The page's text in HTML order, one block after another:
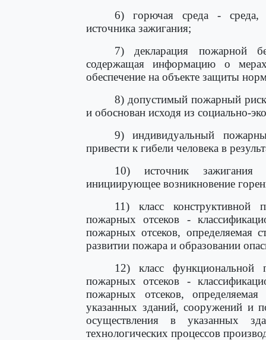
6) горючая среда - среда,
источника зажигания;
7) декларация пожарной
содержащая информацию о
обеспечение на объекте защиты
8) допустимый пожарный
и обоснован исходя из социально-
9) индивидуальный
привести к гибели человека в
10) источник зажигания -
инициирующее возникновение
11) класс конструктивной
пожарных отсеков -
пожарных отсеков, определяемая
развитии пожара и образовании
12) класс функциональной
пожарных отсеков -
пожарных отсеков, определяемая
указанных зданий, сооружений и
осуществления в указанных
технологических процессов